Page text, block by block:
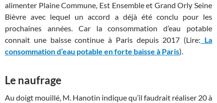
alimenter Plaine Commune, Est Ensemble et Grand Orly Seine
Bièvre avec lequel un accord a déjà été conclu pour les
prochaines années. Car la consommation d’eau potable
connait une baisse continue à Paris depuis 2017 (Lire: La
consommation d’eau potable en forte baisse à Paris).
Le naufrage
Au doigt mouillé, M. Hanotin indique qu’il faudrait réaliser 20 à